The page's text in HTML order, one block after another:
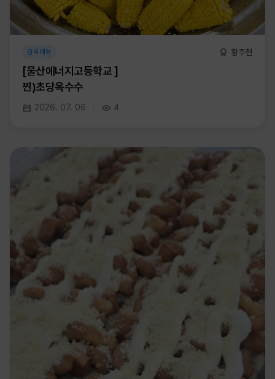
급식메뉴 황주현
[울산에너지고등학교 ]
찐)초당옥수수
2026. 07. 06 4